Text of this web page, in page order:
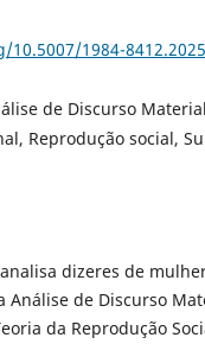
1984-
de Discurso
Reprodução social,
dizeres de
de Discurso
da Reprodução